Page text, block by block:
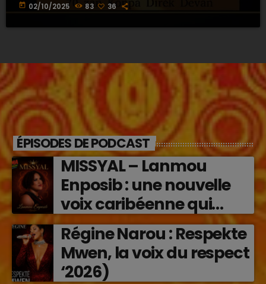
today 02/10/2025 83 36
ÉPISODES DE PODCAST
MISSYAL – Lanmou
Enposib : une nouvelle
voix caribéenne qui
transforme les émotions
en musique (2026)
Régine Narou : Respekte
Mwen, la voix du respect
‘2026)